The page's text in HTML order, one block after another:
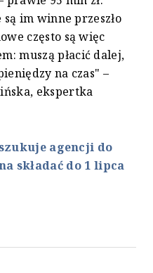
im winne przeszło
często są więc
muszą płacić dalej,
na czas" –
ekspertka
agencji do
składać do 1 lipca